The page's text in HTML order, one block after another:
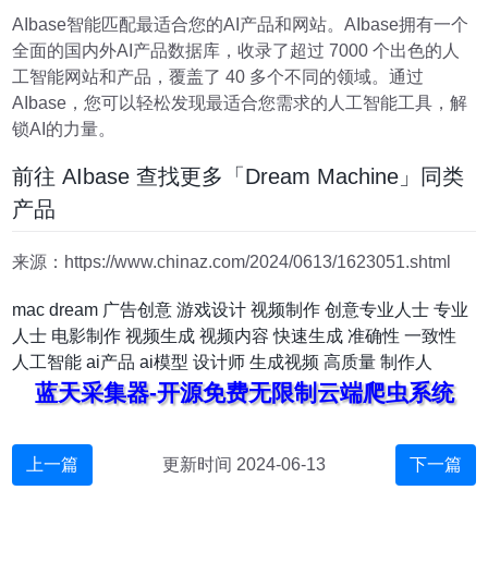
AIbase智能匹配最适合您的AI产品和网站。AIbase拥有一个
全面的国内外AI产品数据库，收录了超过 7000 个出色的人
工智能网站和产品，覆盖了 40 多个不同的领域。通过
AIbase，您可以轻松发现最适合您需求的人工智能工具，解
锁AI的力量。
前往 AIbase 查找更多「Dream Machine」同类
产品
来源：https://www.chinaz.com/2024/0613/1623051.shtml
mac dream 广告创意 游戏设计 视频制作 创意专业人士 专业
人士 电影制作 视频生成 视频内容 快速生成 准确性 一致性
人工智能 ai产品 ai模型 设计师 生成视频 高质量 制作人
蓝天采集器-开源免费无限制云端爬虫系统
上一篇 更新时间 2024-06-13 下一篇